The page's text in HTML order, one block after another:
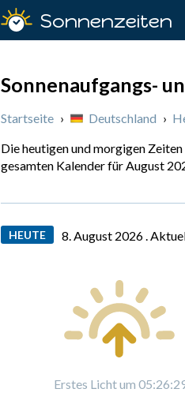
Sonnenzeiten
Sonnenaufgangs-
Startseite › Deutschland ›
Die heutigen und morgigen
gesamten Kalender für August
HEUTE 8. August 2026 .
Erstes Licht um